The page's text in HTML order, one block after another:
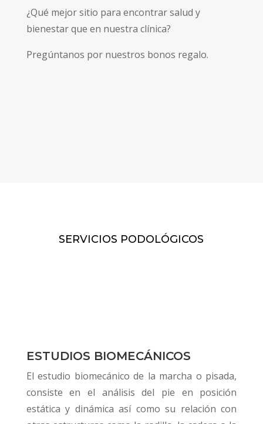
¿Qué mejor sitio para encontrar salud y
bienestar que en nuestra clínica?
Pregúntanos por nuestros bonos regalo.
SERVICIOS PODOLÓGICOS
ESTUDIOS BIOMECÁNICOS
El estudio biomecánico de la marcha o pisada,
consiste en el análisis del pie en posición
estática y dinámica así como su relación con